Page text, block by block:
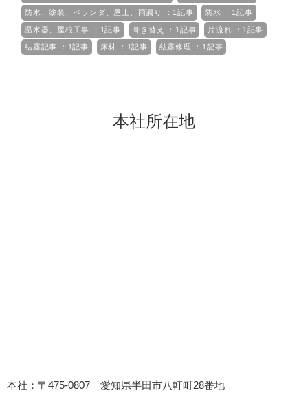
防水、塗装、ベランダ、屋上、雨漏り ：1記事 防水 ：1記事
温水器、屋根工事 ：1記事 葺き替え ：1記事 片流れ ：1記事
結露記事 ：1記事 床材 ：1記事 結露修理 ：1記事
本社所在地
本社：〒475-0807 愛知県半田市八軒町28番地